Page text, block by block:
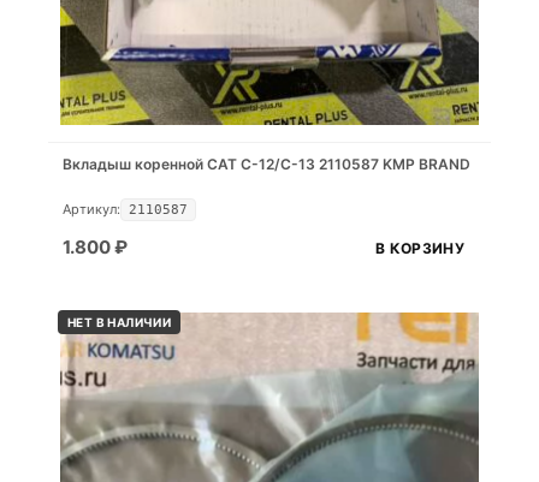
Вкладыш коренной CAT C-12/C-13 2110587 KMP BRAND
Артикул: 2110587
1.800₽ В КОРЗИНУ
НЕТ В НАЛИЧИИ